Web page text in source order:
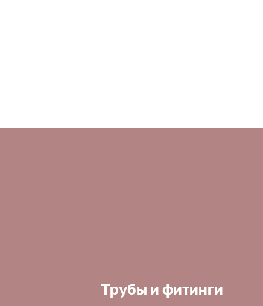
Трубы и фитинги